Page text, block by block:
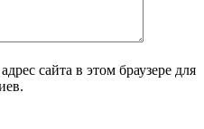
сайта в этом браузере для